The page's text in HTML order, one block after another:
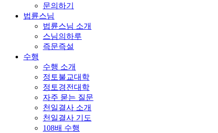
문의하기
법륜스님
법륜스님 소개
스님의하루
즉문즉설
수행
수행 소개
정토불교대학
정토경전대학
자주 묻는 질문
천일결사 소개
천일결사 기도
108배 수행